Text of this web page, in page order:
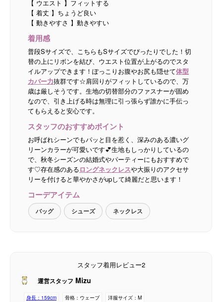
【 ウエスト 】フィットする
【 着丈 】ちょうど良い
【 動きやすさ 】動きやすい
着用感
普段Sサイズで、こちらもSサイズでぴったりでした！切
替の上にリボンを結び、ウエスト位置が上がるのでスタ
イルアップできます！ぽっこりお腹やお尻も隠せて体型
カバー力抜群です☆肩回りがフィットしているので、万
歳は厳しそうです。生地の切替部分のファスナーが固め
なので、引き上げる時は無理に引っ張らず誰かに手伝っ
てもらえると安心です。
スタッフのおすすめポイント
お呼ばれシーンでもパッと目を惹く、深みのある濃いグ
リーンカラーが可愛いです💕生地もしっかりしているの
で、秋冬シーズンの結婚式やパーティーにもおすすめで
す♡存在感のあるロングネックレスや大振りのアクセサ
リーを付けると華やかさがupして綺麗だと思います！
コーデアイテム
バッグ シューズ ネックレス
スタッフ着用レビュー2
運営スタッフ Mizu
身長： 159cm 骨格： ウェーブ 洋服サイズ： M